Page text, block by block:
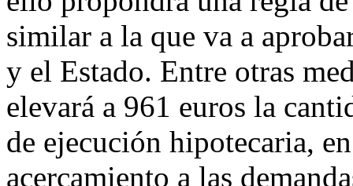
similar a la que va a
y el Estado. Entre otras
elevará a 961 euros la
de ejecución hipotecaria,
acercamiento a las